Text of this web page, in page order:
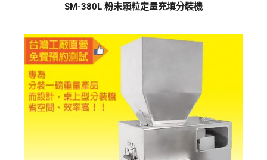
SM-380L 粉末顆粒定量充填分裝機